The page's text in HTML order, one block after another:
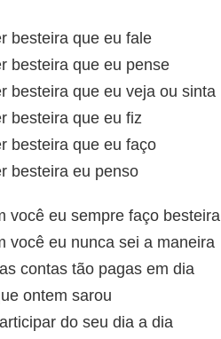
besteira que eu fale
besteira que eu pense
besteira que eu veja ou sinta
besteira que eu fiz
besteira que eu faço
besteira eu penso
você eu sempre faço besteira
você eu nunca sei a maneira
contas tão pagas em dia
ontem sarou
do seu dia a dia